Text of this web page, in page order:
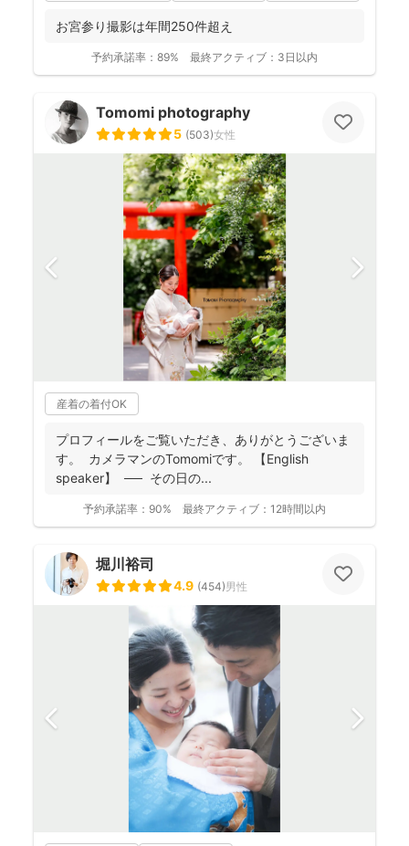
お宮参り撮影は年間250件超え
予約承諾率： 89% 最終アクティブ： 3日以内
Tomomi photography
5 (503)女性
産着の着付OK
プロフィールをご覧いただき、ありがとうございま
す。 カメラマンのTomomiです。 【English
speaker】 ── その日の...
予約承諾率： 90% 最終アクティブ： 12時間以内
堀川裕司
4.9 (454)男性